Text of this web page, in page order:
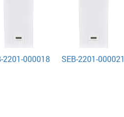
2201-000018 SEB-2201-000021